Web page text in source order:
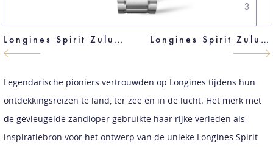
3
Longines Spirit Zulu Time Longines Spirit Zulu Time
Legendarische pioniers vertrouwden op Longines tijdens hun
ontdekkingsreizen te land, ter zee en in de lucht. Het merk met
de gevleugelde zandloper gebruikte haar rijke verleden als
inspiratiebron voor het ontwerp van de unieke Longines Spirit